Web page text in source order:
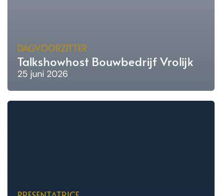
DAGVOORZITTER
Talkshowhost Bouwbedrijf Vrolijk
25 juni 2026